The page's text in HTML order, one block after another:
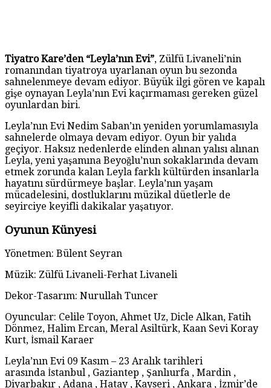
Tiyatro Kare’den “Leyla’nın Evi”, Zülfü Livaneli’nin
romanından tiyatroya uyarlanan oyun bu sezonda
sahnelenmeye devam ediyor. Büyük ilgi gören ve kapalı
gişe oynayan Leyla’nın Evi kaçırmaması gereken güzel
oyunlardan biri.
Leyla’nın Evi Nedim Saban’ın yeniden yorumlamasıyla
sahnelerde olmaya devam ediyor. Oyun bir yalıda
geçiyor. Haksız nedenlerde elinden alınan yalısı alınan
Leyla, yeni yaşamına Beyoğlu’nun sokaklarında devam
etmek zorunda kalan Leyla farklı kültürden insanlarla
hayatını sürdürmeye başlar. Leyla’nın yaşam
mücadelesini, dostluklarını müzikal düetlerle de
seyirciye keyifli dakikalar yaşatıyor.
Oyunun Künyesi
Yönetmen: Bülent Seyran
Müzik: Zülfü Livaneli-Ferhat Livaneli
Dekor-Tasarım: Nurullah Tuncer
Oyuncular: Celile Toyon, Ahmet Uz, Dicle Alkan, Fatih
Dönmez, Halim Ercan, Meral Asiltürk, Kaan Sevi Koray
Kurt, İsmail Karaer
Leyla’nın Evi 09 Kasım – 23 Aralık tarihleri
arasında İstanbul , Gaziantep , Şanlıurfa , Mardin ,
Diyarbakır , Adana , Hatay , Kayseri , Ankara , İzmir’de